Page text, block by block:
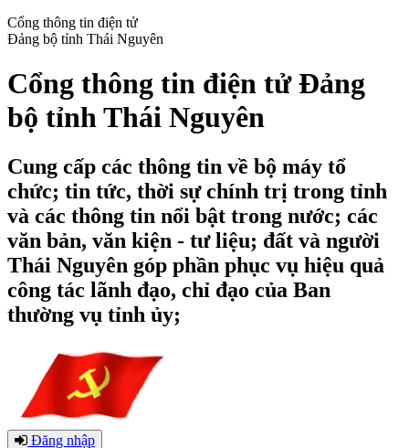
Cổng thông tin điện tử
Đảng bộ tỉnh Thái Nguyên
Cổng thông tin điện tử Đảng
bộ tỉnh Thái Nguyên
Cung cấp các thông tin về bộ máy tổ
chức; tin tức, thời sự chính trị trong tỉnh
và các thông tin nổi bật trong nước; các
văn bản, văn kiện - tư liệu; đất và người
Thái Nguyên góp phần phục vụ hiệu quả
công tác lãnh đạo, chỉ đạo của Ban
thường vụ tỉnh ủy;
Đăng nhập